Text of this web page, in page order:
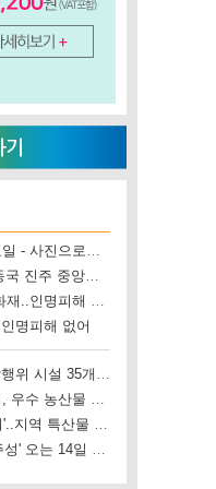
(인타임날씨) 8월 6일 목요일 - 사진으로보는 날씨
(R) 직접 들어봅시다 - 김동국 진주 중앙시장 상인회장
진주시 지수면 대나무밭 화재..인명피해 없어
명피해 없어
하동군, 하천·계곡 불법 상행위 시설 35개소 철거
산청군 로컬푸드 행복장터, 우수 농산물 직거래 사업장 인증
(R) 진주 고추 버거 '재출시'..지역 특산물 홍보 기대
'국가유산 미디어아트 진주성' 오는 14일 개막